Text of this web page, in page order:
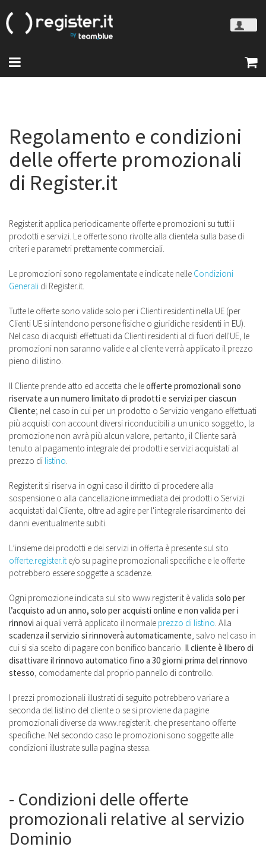
Regolamento e condizioni
delle offerte promozionali
di Register.it
Register.it applica periodicamente offerte e promozioni su tutti i
prodotti e servizi. Le offerte sono rivolte alla clientela sulla base di
criteri e parametri prettamente commerciali.
Le promozioni sono regolamentate e indicate nelle Condizioni
Generali di Register.it.
Tutte le offerte sono valide solo per i Clienti residenti nella UE (per
Clienti UE si intendono persone fisiche o giuridiche residenti in EU).
Nel caso di acquisti effettuati da Clienti residenti al di fuori dell'UE, le
promozioni non saranno valide e al cliente verrà applicato il prezzo
pieno di listino.
Il Cliente prende atto ed accetta che leofferte promozionali sono
riservate a un numero limitato di prodotti e servizi per ciascun
Cliente; nel caso in cui per un prodotto o Servizio vengano effettuati
più acquisti con account diversi riconducibili a un unico soggetto, la
promozione non avrà più alcun valore, pertanto, il Cliente sarà
tenuto al pagamento integrale dei prodotti e servizi acquistati al
prezzo di listino.
Register.it si riserva in ogni caso il diritto di procedere alla
sospensione o alla cancellazione immediata dei prodotti o Servizi
acquistati dal Cliente, oltre ad agire per l'integrale risarcimento dei
danni eventualmente subiti.
L’insieme dei prodotti e dei servizi in offerta è presente sul sito
offerte.register.it e/o su pagine promozionali specifiche e le offerte
potrebbero essere soggette a scadenze.
Ogni promozione indicata sul sito www.register.it è valida solo per
l’acquisto ad un anno, solo per acquisti online e non valida per i
rinnovi ai quali verrà applicato il normale prezzo di listino. Alla
scadenza il servizio si rinnoverà automaticamente, salvo nel caso in
cui si sia scelto di pagare con bonifico bancario. Il cliente è libero di
disattivare il rinnovo automatico fino a 30 giorni prima del rinnovo
stesso, comodamente dal proprio pannello di controllo.
I prezzi promozionali illustrati di seguito potrebbero variare a
seconda del listino del cliente o se si proviene da pagine
promozionali diverse da www.register.it. che presentano offerte
specifiche. Nel secondo caso le promozioni sono soggette alle
condizioni illustrate sulla pagina stessa.
- Condizioni delle offerte
promozionali relative al servizio
Dominio